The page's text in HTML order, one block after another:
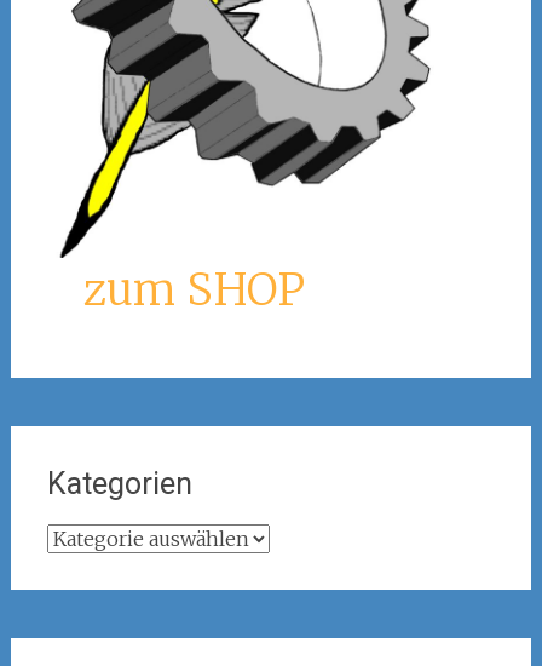
zum SHOP
Kategorien
Kategorien